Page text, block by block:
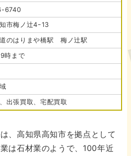
6740
市梅ノ辻4ｰ13
のはりまや橋駅 梅ノ辻駅
時まで
出張買取、宅配買取
、高知県高知市を拠点として
は石材業のようで、100年近